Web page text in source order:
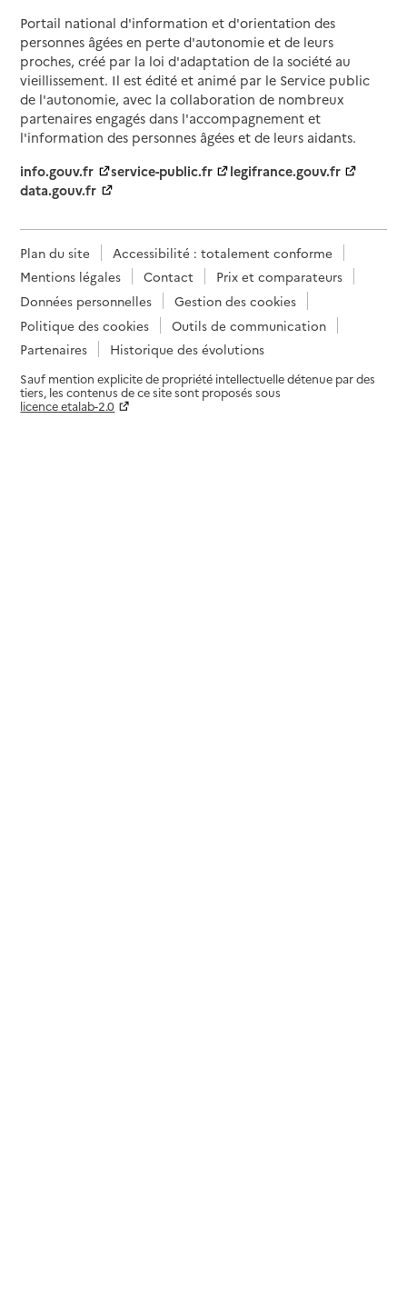
Portail national d'information et d'orientation des
personnes âgées en perte d'autonomie et de leurs
proches, créé par la loi d'adaptation de la société au
vieillissement. Il est édité et animé par le Service public
de l'autonomie, avec la collaboration de nombreux
partenaires engagés dans l'accompagnement et
l'information des personnes âgées et de leurs aidants.
info.gouv.fr
service-public.fr
legifrance.gouv.fr
data.gouv.fr
Plan du site
Accessibilité : totalement conforme
Mentions légales
Contact
Prix et comparateurs
Données personnelles
Gestion des cookies
Politique des cookies
Outils de communication
Partenaires
Historique des évolutions
Sauf mention explicite de propriété intellectuelle détenue par des
tiers, les contenus de ce site sont proposés sous
licence etalab-2.0